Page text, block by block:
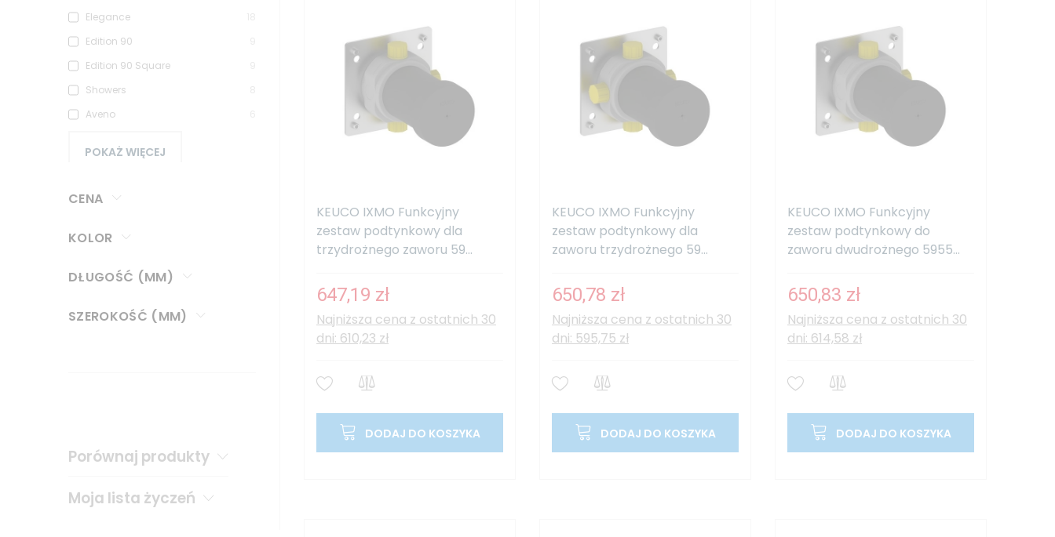
KEUCO IXMO Funkcyjny
zestaw podtynkowy dla
trzydrożnego zaworu 59...
647,19 zł
Najniższa cena z ostatnich 30
dni: 610,23 zł
DODAJ DO KOSZYKA
KEUCO IXMO Funkcyjny
zestaw podtynkowy dla
zaworu trzydrożnego 59...
650,78 zł
Najniższa cena z ostatnich 30
dni: 595,75 zł
DODAJ DO KOSZYKA
KEUCO IXMO Funkcyjny
zestaw podtynkowy do
zaworu dwudrożnego 5955...
650,83 zł
Najniższa cena z ostatnich 30
dni: 614,58 zł
DODAJ DO KOSZYKA
Elegance
Edition 90
Edition 90 Square
Showers
Aveno
POKAŻ WIĘCEJ
CENA
KOLOR
DŁUGOŚĆ (MM)
SZEROKOŚĆ (MM)
Porównaj produkty
Moja lista życzeń